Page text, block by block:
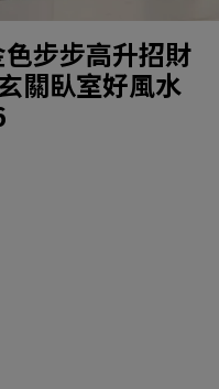
步步高升招財
關臥室好風水